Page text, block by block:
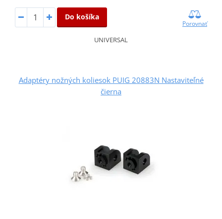
Do košíka
Porovnať
UNIVERSAL
Adaptéry nožných koliesok PUIG 20883N Nastaviteľné
čierna